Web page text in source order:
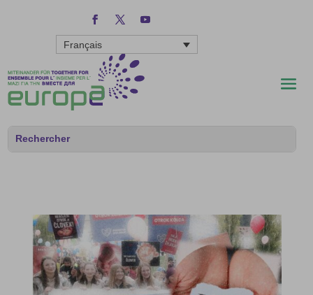
Français